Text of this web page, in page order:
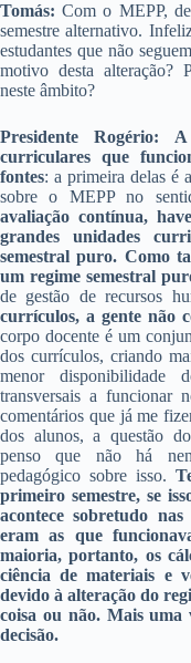
Tomás: Com o MEPP,
semestre alternativo.
estudantes que não
motivo desta alteração?
neste âmbito?
Presidente Rogério:
curriculares que
fontes: a primeira delas é
sobre o MEPP no
avaliação contínua,
grandes unidades
semestral puro. Como
um regime semestral
de gestão de recursos
currículos, a gente não
corpo docente é um
dos currículos, criando
menor disponibilidade
transversais a funcionar
comentários que já me
dos alunos, a questão
penso que não há
pedagógico sobre isso.
primeiro semestre, se
acontece sobretudo
eram as que
maioria, portanto, os
ciência de materiais e
devido à alteração do
coisa ou não. Mais uma
decisão.